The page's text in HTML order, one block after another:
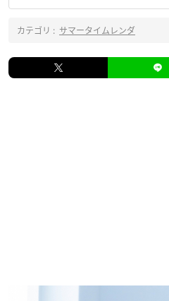
カテゴリ : サマータイムレンダ